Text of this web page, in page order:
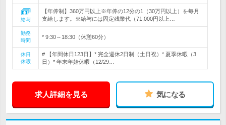
給与
【年俸制】360万円以上※年俸の12分の1（30万円以上）を毎月
支給します。※給与には固定残業代（71,000円以上…
勤務
時間
* 9:30～18:30（休憩60分）
休日
休暇
# 【年間休日123日】* 完全週休2日制（土日祝）* 夏季休暇（3
日）* 年末年始休暇（12/29…
求人詳細を見る 気になる